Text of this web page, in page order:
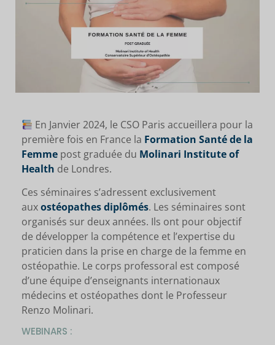
En Janvier 2024, le CSO Paris accueillera pour la
première fois en France la Formation Santé de la
Femme post graduée du Molinari Institute of
Health de Londres.
Ces séminaires s’adressent exclusivement
auxostéopathes diplômés. Les séminaires sont
organisés sur deux années. Ils ont pour objectif
de développer la compétence et l’expertise du
praticien dans la prise en charge de la femme en
ostéopathie. Le corps professoral est composé
d’une équipe d’enseignants internationaux
médecins et ostéopathes dont le Professeur
Renzo Molinari.
WEBINARS :